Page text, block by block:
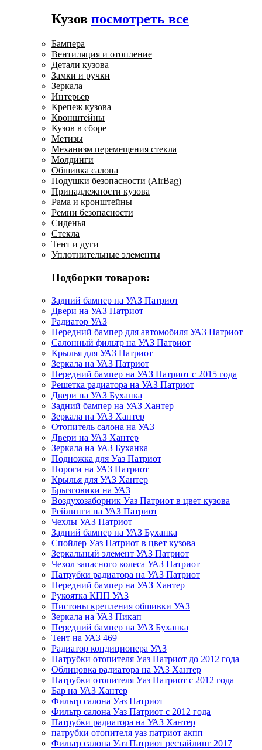
Кузов посмотреть все
Бампера
Вентиляция и отопление
Детали кузова
Замки и ручки
Зеркала
Интерьер
Крепеж кузова
Кронштейны
Кузов в сборе
Метизы
Механизм перемещения стекла
Молдинги
Обшивка салона
Подушки безопасности (AirBag)
Принадлежности кузова
Рама и кронштейны
Ремни безопасности
Сиденья
Стекла
Тент и дуги
Уплотнительные элементы
Подборки товаров:
Задний бампер на УАЗ Патриот
Двери на УАЗ Патриот
Радиатор УАЗ
Передний бампер для автомобиля УАЗ Патриот
Салонный фильтр на УАЗ Патриот
Крылья для УАЗ Патриот
Зеркала на УАЗ Патриот
Передний бампер на УАЗ Патриот с 2015 года
Решетка радиатора на УАЗ Патриот
Двери на УАЗ Буханка
Задний бампер на УАЗ Хантер
Зеркала на УАЗ Хантер
Отопитель салона на УАЗ
Двери на УАЗ Хантер
Зеркала на УАЗ Буханка
Подножка для Уаз Патриот
Пороги на УАЗ Патриот
Крылья для УАЗ Хантер
Брызговики на УАЗ
Воздухозаборник Уаз Патриот в цвет кузова
Рейлинги на УАЗ Патриот
Чехлы УАЗ Патриот
Задний бампер на УАЗ Буханка
Спойлер Уаз Патриот в цвет кузова
Зеркальный элемент УАЗ Патриот
Чехол запасного колеса УАЗ Патриот
Патрубки радиатора на УАЗ Патриот
Передний бампер на УАЗ Хантер
Рукоятка КПП УАЗ
Пистоны крепления обшивки УАЗ
Зеркала на УАЗ Пикап
Передний бампер на УАЗ Буханка
Тент на УАЗ 469
Радиатор кондиционера УАЗ
Патрубки отопителя Уаз Патриот до 2012 года
Облицовка радиатора на УАЗ Хантер
Патрубки отопителя Уаз Патриот с 2012 года
Бар на УАЗ Хантер
Фильтр салона Уаз Патриот
Фильтр салона Уаз Патриот с 2012 года
Патрубки радиатора на УАЗ Хантер
патрубки отопителя уаз патриот акпп
Фильтр салона Уаз Патриот рестайлинг 2017